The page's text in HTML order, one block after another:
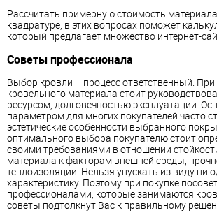
Рассчитать примерную стоимость
квадратуре, в этих вопросах поможет
который предлагает множество интернет-
Советы профессионала
Выбор кровли – процесс ответственный.
кровельного материала стоит
ресурсом, долговечностью эксплуатации.
параметром для многих покупателей часто
эстетические особенности выбранного
оптимального выбора покупателю стоит
своими требованиями в отношении
материала к факторам внешней среды,
теплоизоляции. Нельзя упускать из виду ни
характеристику. Поэтому при покупке
профессионалами, которые занимаются
советы подтолкнут Вас к правильному